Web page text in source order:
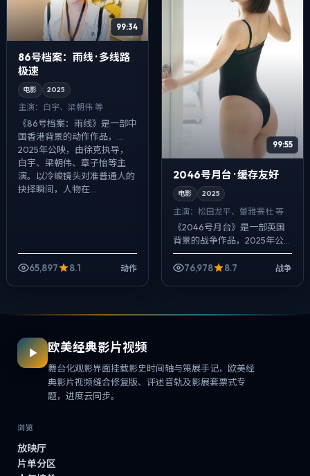
99:34
86号档案：雨线 · 多线路
极速
电影 2025
主演： 白宇、梁朝伟 等
《86号档案：雨线》是一部中
国香港背景的动作作品，
2025年公映，由徐克执导，
白宇、梁朝伟、章子怡等主
演。以冷峻镜头对准普通人的
抉择瞬间，人物在...
65,897 8.1 动作
99:55
2046号月台 · 缓存友好
电影 2025
主演： 松田龙平、蕾雅·赛杜 等
《2046号月台》是一部英国
背景的战争作品，2025年公
映，由毕赣执导，松田龙平、
蕾雅·赛杜、佛罗伦斯·皮尤等主
76,978 8.7 战争
欧美经典影片视频
舞台化观影界面挂载影史时间轴与策展手记，欧美经
典影片视频缝合修复版、评述音轨及影展套票式专
题，进度云同步。
浏览
放映厅
片单分区